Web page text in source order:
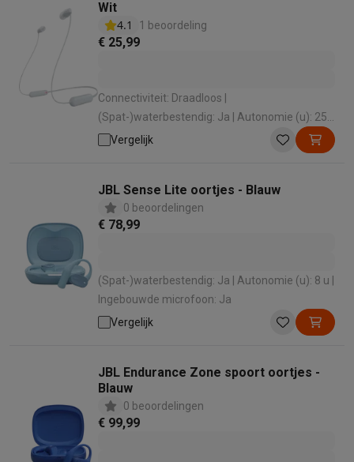
Wit
4.1
1 beoordeling
€ 25,99
Connectiviteit: Draadloos |
(Spat-)waterbestendig: Ja | Autonomie (u): 25
u | Draagwijze: Draad in nek | Active Noise
Vergelijk
JBL Sense Lite oortjes - Blauw
0 beoordelingen
€ 78,99
(Spat-)waterbestendig: Ja | Autonomie (u): 8 u |
Ingebouwde microfoon: Ja
Vergelijk
JBL Endurance Zone spoort oortjes -
Blauw
0 beoordelingen
€ 99,99